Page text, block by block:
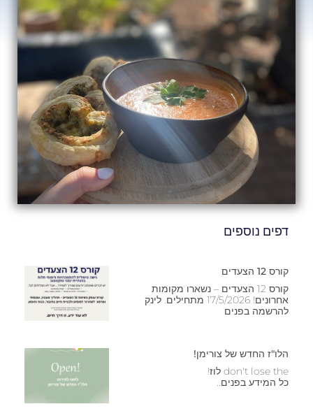
דפים נוספים
קורס 12 הצעדים
קורס 12 הצעדים – נשארו מקומות
אחרונים! 17/5/2026 מתחילים. לינק
להרשמה בפנים
הלו"ז החדש של צורימן!
don't lose the לוז!
כל המידע בפנים..